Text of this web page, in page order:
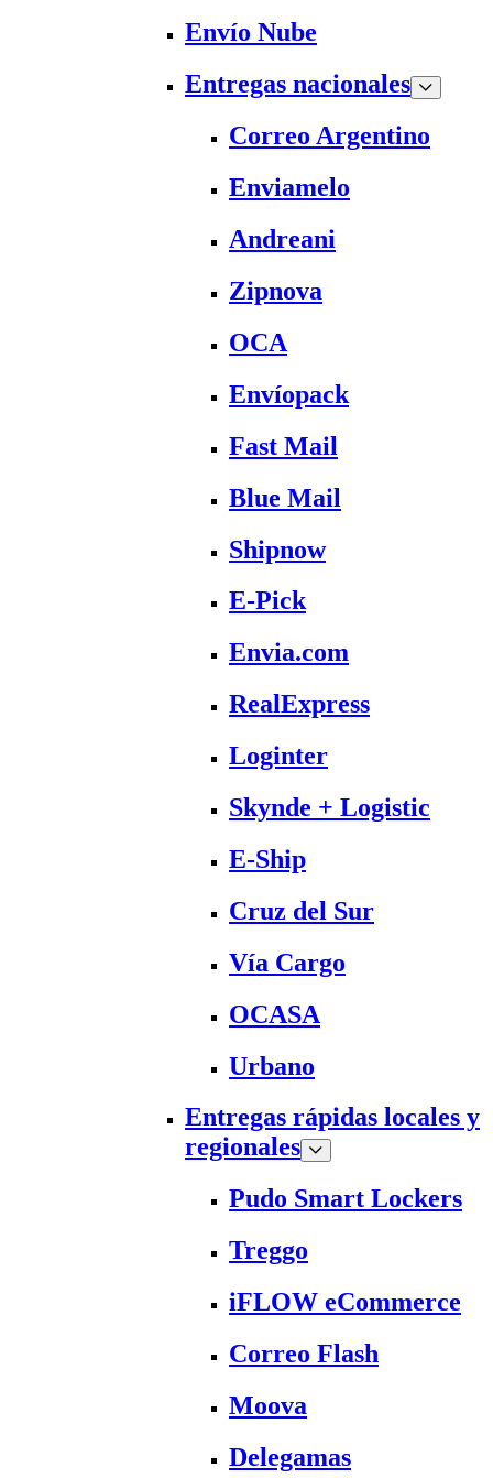
Envío Nube
Entregas nacionales
Correo Argentino
Enviamelo
Andreani
Zipnova
OCA
Envíopack
Fast Mail
Blue Mail
Shipnow
E-Pick
Envia.com
RealExpress
Loginter
Skynde + Logistic
E-Ship
Cruz del Sur
Vía Cargo
OCASA
Urbano
Entregas rápidas locales y
regionales
Pudo Smart Lockers
Treggo
iFLOW eCommerce
Correo Flash
Moova
Delegamas